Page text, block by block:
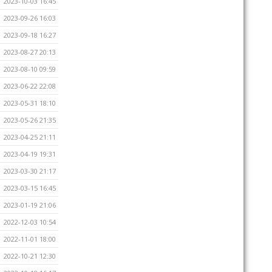
2023-09-26 16:03
2023-09-18 16:27
2023-08-27 20:13
2023-08-10 09:59
2023-06-22 22:08
2023-05-31 18:10
2023-05-26 21:35
2023-04-25 21:11
2023-04-19 19:31
2023-03-30 21:17
2023-03-15 16:45
2023-01-19 21:06
2022-12-03 10:54
2022-11-01 18:00
2022-10-21 12:30